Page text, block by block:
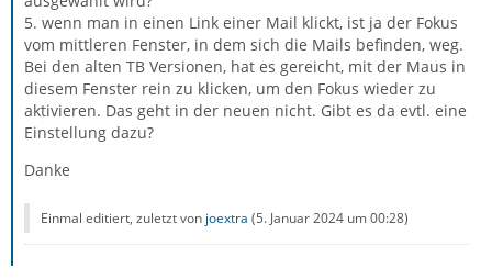
5. wenn man in einen Link einer Mail klickt, ist ja der Fokus
vom mittleren Fenster, in dem sich die Mails befinden, weg.
Bei den alten TB Versionen, hat es gereicht, mit der Maus in
diesem Fenster rein zu klicken, um den Fokus wieder zu
aktivieren. Das geht in der neuen nicht. Gibt es da evtl. eine
Einstellung dazu?
Danke
Einmal editiert, zuletzt von joextra (5. Januar 2024 um 00:28)